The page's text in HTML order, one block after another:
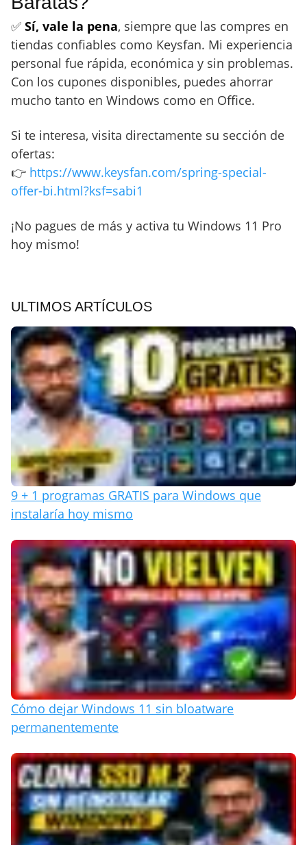
✅ Sí, vale la pena, siempre que las compres en
tiendas confiables como Keysfan. Mi experiencia
personal fue rápida, económica y sin problemas.
Con los cupones disponibles, puedes ahorrar
mucho tanto en Windows como en Office.
Si te interesa, visita directamente su sección de
ofertas:
👉 https://www.keysfan.com/spring-special-
offer-bi.html?ksf=sabi1
¡No pagues de más y activa tu Windows 11 Pro
hoy mismo!
ULTIMOS ARTÍCULOS
9 + 1 programas GRATIS para Windows que
instalaría hoy mismo
Cómo dejar Windows 11 sin bloatware
permanentemente